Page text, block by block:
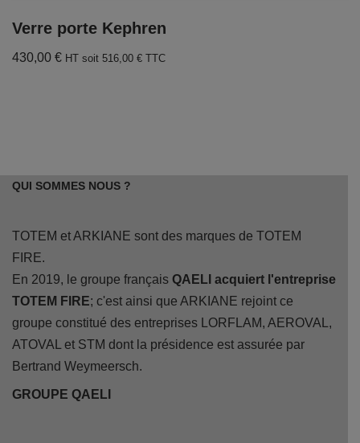
Verre porte Kephren
430,00 € HT soit 516,00 € TTC
QUI SOMMES NOUS ?
TOTEM et ARKIANE sont des marques de TOTEM
FIRE.
En 2019, le groupe français QAELI acquiert l'entreprise
TOTEM FIRE; c'est ainsi que ARKIANE rejoint ce
groupe constitué des entreprises LORFLAM, AEROVAL,
ATOVAL et STM dont la présidence est assurée par
Bertrand Weymeersch.
GROUPE QAELI